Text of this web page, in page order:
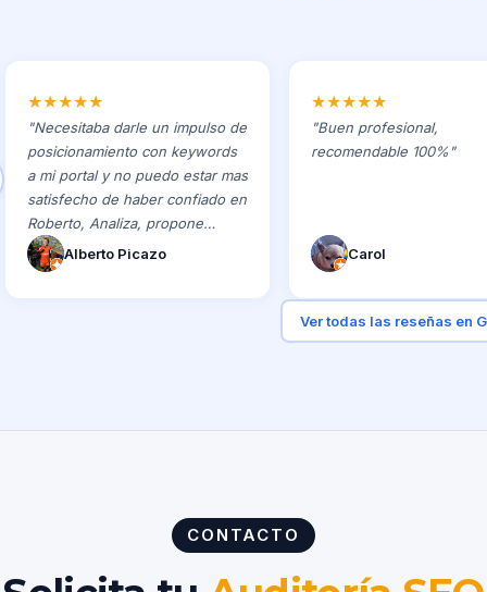
★★★★★
"Necesitaba darle un impulso de
posicionamiento con keywords
a mi portal y no puedo estar mas
satisfecho de haber confiado en
Roberto, Analiza, propone
cambios y lo mejor con unos
resultados increíbles. 10/10
Alberto Picazo
★★★★★
"Buen profesional,
recomendable 100%"
Carol
Ver todas las reseñas en
CONTACTO